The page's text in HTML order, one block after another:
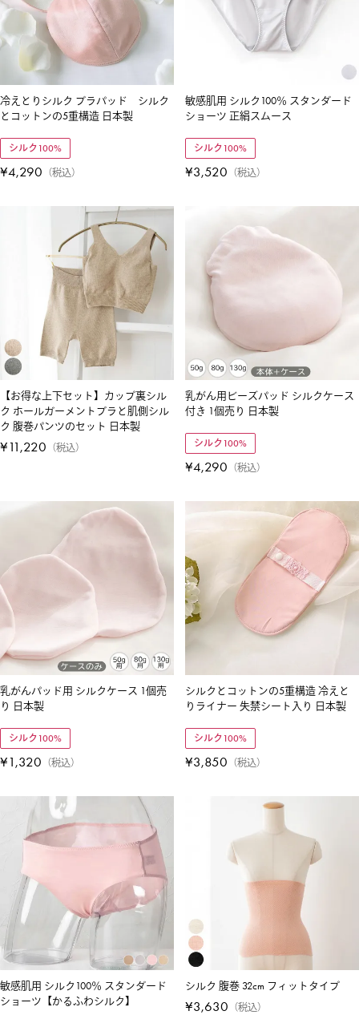
冷えとりシルク ブラパッド シルク
とコットンの5重構造 日本製
シルク100%
¥4,290 税込
敏感肌用 シルク100％ スタンダード
ショーツ 正絹スムース
シルク100%
¥3,520 税込
【お得な上下セット】カップ裏シル
ク ホールガーメントブラと肌側シル
ク 腹巻パンツのセット 日本製
¥11,220 税込
乳がん用ビーズパッド シルクケース
付き 1個売り 日本製
シルク100%
¥4,290 税込
乳がんパッド用 シルクケース 1個売
り 日本製
シルク100%
¥1,320 税込
シルクとコットンの5重構造 冷えと
りライナー 失禁シート入り 日本製
シルク100%
¥3,850 税込
敏感肌用 シルク100％ スタンダード
ショーツ【かるふわシルク】
シルク 腹巻 32cm フィットタイプ
¥3,630 税込